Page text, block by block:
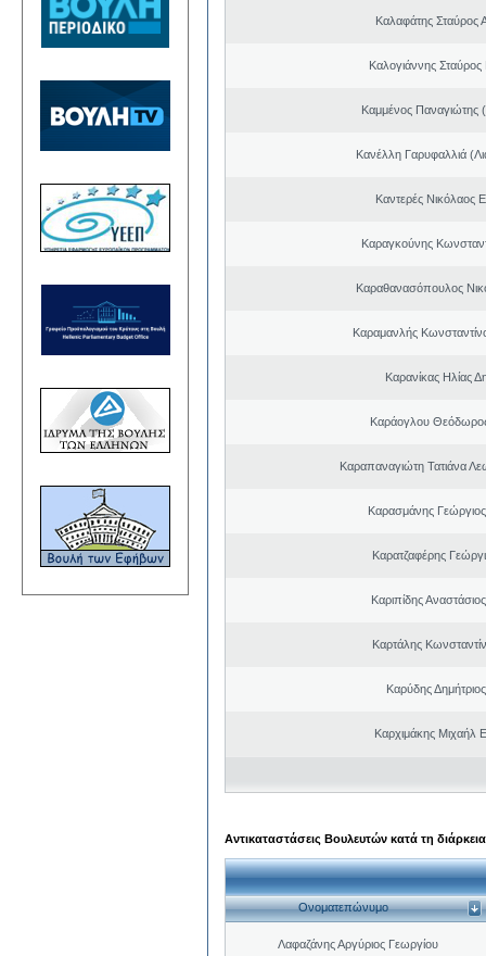
Καλαφάτης Σταύρος
Καλογιάννης Σταύρος
Καμμένος Παναγιώτης
Κανέλλη Γαρυφαλλιά
Καντερές Νικόλαος
Καραγκούνης
Καραθανασόπουλος
Καραμανλής
Καρανίκας Ηλίας
Καράογλου
Καραπαναγιώτη Τατιάνα
Καρασμάνης
Καρατζαφέρης
Καριπίδης
Καρτάλης
Καρύδης
Καρχιμάκης Μιχαήλ
Αντικαταστάσεις Βουλευτών κατά τη
Ονοματεπώνυμο
Λαφαζάνης Αργύριος Γεωργίου